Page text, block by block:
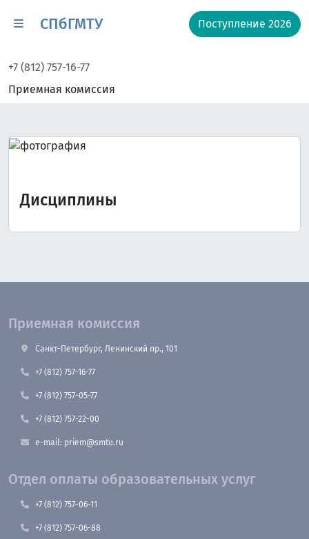
СПбГМТУ Поступление 2026
+7 (812) 757-16-77
Приемная комиссия
Дисциплины
Приемная комиссия
Санкт-Петербург, Ленинский пр., 101
+7 (812) 757-16-77
+7 (812) 757-05-77
+7 (812) 757-22-00
e-mail: priem@smtu.ru
Отдел оплаты образовательных услуг
+7 (812) 757-06-11
+7 (812) 757-06-88